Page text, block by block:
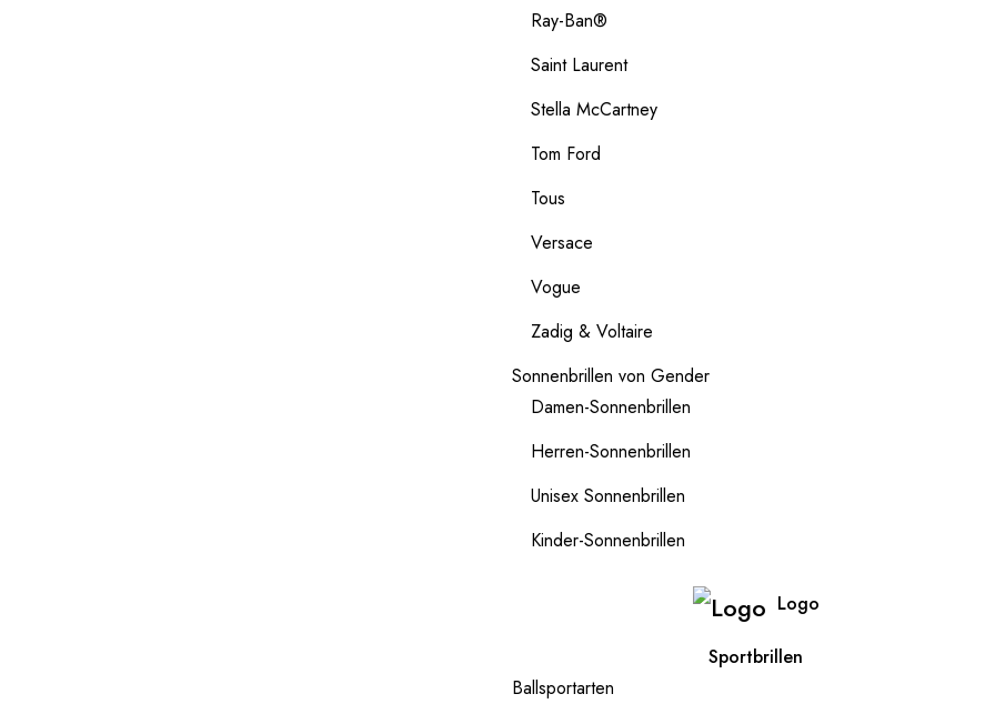
Ray-Ban®
Saint Laurent
Stella McCartney
Tom Ford
Tous
Versace
Vogue
Zadig & Voltaire
Sonnenbrillen von Gender
Damen-Sonnenbrillen
Herren-Sonnenbrillen
Unisex Sonnenbrillen
Kinder-Sonnenbrillen
Logo
Sportbrillen
Ballsportarten